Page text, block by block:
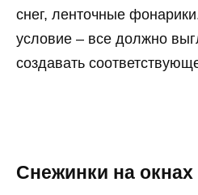
снег, ленточные
условие – все должно
создавать
Снежинки на окнах